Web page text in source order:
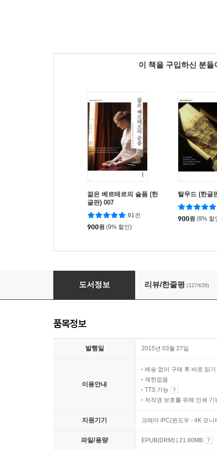
이 책을 구입하신 분
젊은 베르테르의 슬픔 (한
글판) 007
61건
900원 (9% 할인)
탈무드 (한글
900원 (9% 할
폭넓은 생각을 위한 역사 속 말빨 사전 101
도서정보 리뷰/한줄평 (127/639)
품목정보
발행일 2015년 03월 27일
이용안내
배송 없이 구매 후 바로 읽기
제한없음
TTS 가능
저작권 보호를 위해 인쇄 기
지원기기 크레마 /PC(윈도우 - 4K 모
파일/용량 EPUB(DRM) | 21.80MB